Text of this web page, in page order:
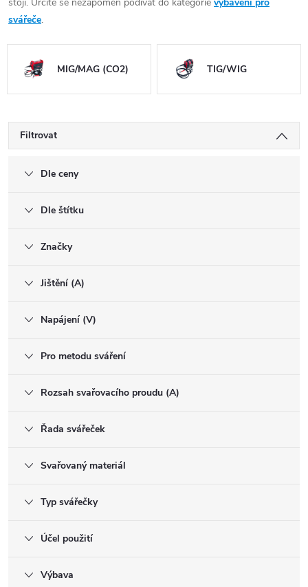
svářeče.
MIG/MAG (CO2) TIG/WIG
Filtrovat
Dle ceny
Dle štítku
Značky
Jištění (A)
Napájení (V)
Pro metodu sváření
Rozsah svařovacího proudu (A)
Řada svářeček
Svařovaný materiál
Typ svářečky
Účel použití
Výbava